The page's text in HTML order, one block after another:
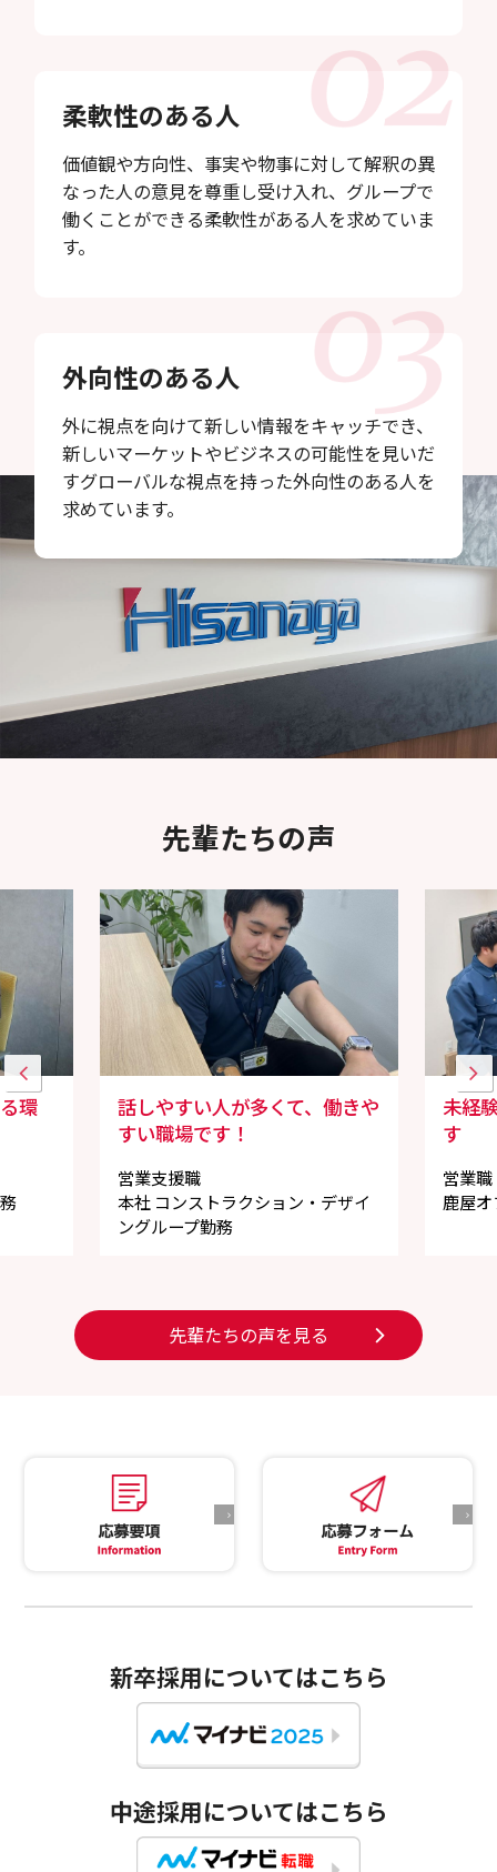
柔軟性のある人
価値観や方向性、事実や物事に対して解釈の異
なった人の意見を尊重し受け入れ、グループで
働くことができる柔軟性がある人を求めていま
す。
外向性のある人
外に視点を向けて新しい情報をキャッチでき、
新しいマーケットやビジネスの可能性を見いだ
すグローバルな視点を持った外向性のある人を
求めています。
先輩たちの声
環
話しやすい人が多くて、働きや
すい職場です！
営業支援職
本社 コンストラクション・デザイ
ングループ勤務
未経
す
営業職
鹿屋
先輩たちの声を見る
新卒採用についてはこちら
中途採用についてはこちら